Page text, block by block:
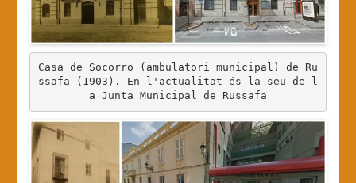
Casa de Socorro (ambulatori municipal) de Ru
ssafa (1903). En l'actualitat és la seu de l
a Junta Municipal de Russafa